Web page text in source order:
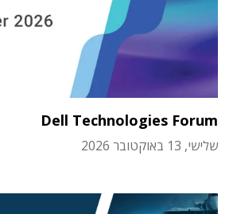
Dell Technologies Forum
שלישי, 13 באוקטובר 2026